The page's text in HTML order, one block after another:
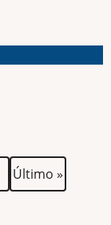
Última
página
Último »